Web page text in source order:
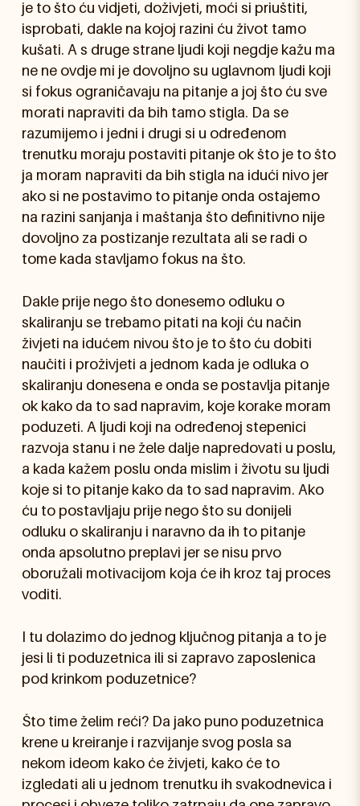
je to što ću vidjeti, doživjeti, moći si priuštiti,
isprobati, dakle na kojoj razini ću život tamo
kušati. A s druge strane ljudi koji negdje kažu ma
ne ne ovdje mi je dovoljno su uglavnom ljudi koji
si fokus ograničavaju na pitanje a joj što ću sve
morati napraviti da bih tamo stigla. Da se
razumijemo i jedni i drugi si u određenom
trenutku moraju postaviti pitanje ok što je to što
ja moram napraviti da bih stigla na idući nivo jer
ako si ne postavimo to pitanje onda ostajemo
na razini sanjanja i maštanja što definitivno nije
dovoljno za postizanje rezultata ali se radi o
tome kada stavljamo fokus na što.
Dakle prije nego što donesemo odluku o
skaliranju se trebamo pitati na koji ću način
živjeti na idućem nivou što je to što ću dobiti
naučiti i proživjeti a jednom kada je odluka o
skaliranju donesena e onda se postavlja pitanje
ok kako da to sad napravim, koje korake moram
poduzeti. A ljudi koji na određenoj stepenici
razvoja stanu i ne žele dalje napredovati u poslu,
a kada kažem poslu onda mislim i životu su ljudi
koje si to pitanje kako da to sad napravim. Ako
ću to postavljaju prije nego što su donijeli
odluku o skaliranju i naravno da ih to pitanje
onda apsolutno preplavi jer se nisu prvo
oboružali motivacijom koja će ih kroz taj proces
voditi.
I tu dolazimo do jednog ključnog pitanja a to je
jesi li ti poduzetnica ili si zapravo zaposlenica
pod krinkom poduzetnice?
Što time želim reći? Da jako puno poduzetnica
krene u kreiranje i razvijanje svog posla sa
nekom ideom kako će živjeti, kako će to
izgledati ali u jednom trenutku ih svakodnevica i